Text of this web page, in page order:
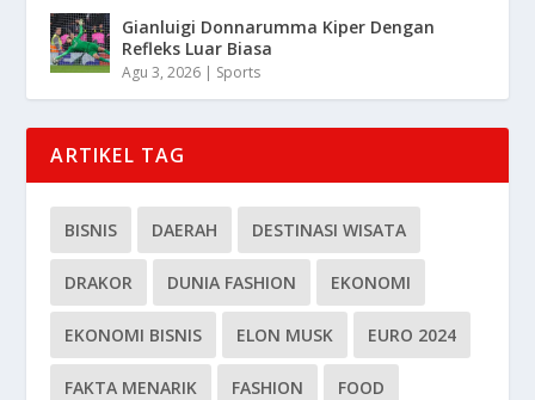
Gianluigi Donnarumma Kiper Dengan
Refleks Luar Biasa
Agu 3, 2026 | Sports
ARTIKEL TAG
BISNIS DAERAH DESTINASI WISATA
DRAKOR DUNIA FASHION EKONOMI
EKONOMI BISNIS ELON MUSK EURO 2024
FAKTA MENARIK FASHION FOOD